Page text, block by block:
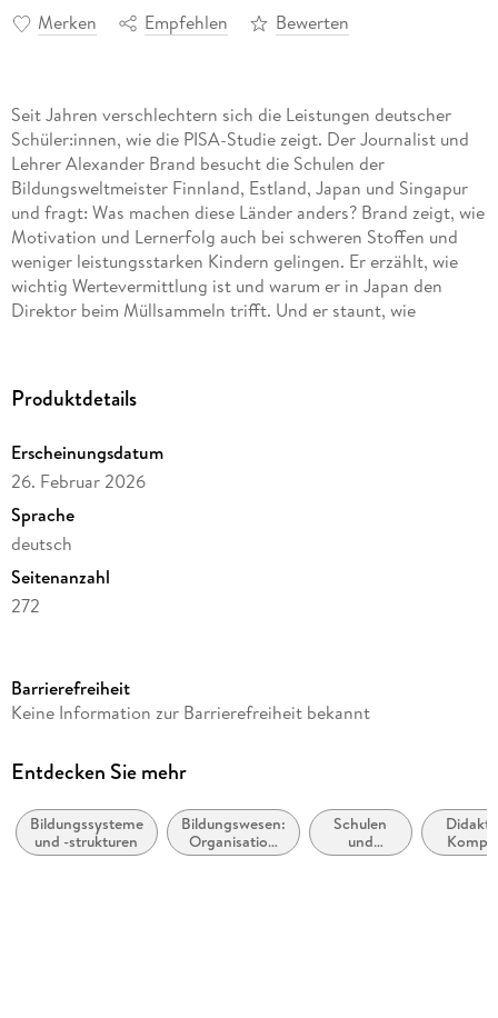
Merken Empfehlen Bewerten
Seit Jahren verschlechtern sich die Leistungen deutscher
Schüler:innen, wie die PISA-Studie zeigt. Der Journalist und
Lehrer Alexander Brand besucht die Schulen der
Bildungsweltmeister Finnland, Estland, Japan und Singapur
und fragt: Was machen diese Länder anders? Brand zeigt, wie
Motivation und Lernerfolg auch bei schweren Stoffen und
weniger leistungsstarken Kindern gelingen. Er erzählt, wie
wichtig Wertevermittlung ist und warum er in Japan den
Direktor beim Müllsammeln trifft. Und er staunt, wie
können
Zukunftskompetenzen im Bildungssystem
-Nennt die wichtigsten Faktoren für gutes Lernen und was
sich bei uns ändern muss
Produktdetails
Erscheinungsdatum
26. Februar 2026
Sprache
deutsch
Seitenanzahl
272
Verlag/Hersteller
Produktart
Abbildungen
14 Schwarz-Weiß- Abbildungen, 8 Schwarz-Weiß-
Barrierefreiheit
Keine Information zur Barrierefreiheit bekannt
Entdecken Sie mehr
Bildungssysteme
und -strukturen
Bildungswesen:
Organisation
und Verwaltung
Schulen
und
Vorschulen
und